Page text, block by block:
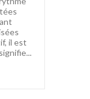
il est